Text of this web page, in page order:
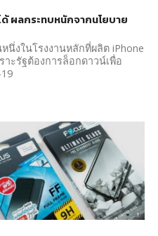
ผลกระทบหนักจากนโยบาย
นึ่งในโรงงานหลักที่ผลิต iPhone
าะรัฐต้องการล็อกดาวน์เพื่อ